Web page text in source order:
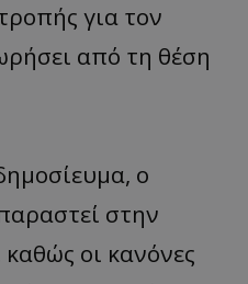
για τον
από τη θέση
ο
στην
οι κανόνες